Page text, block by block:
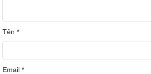
Tên *
Email *